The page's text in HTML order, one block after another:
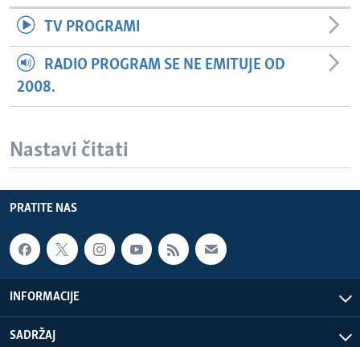
TV PROGRAMI
RADIO PROGRAM SE NE EMITUJE OD
2008.
Nastavi čitati
PRATITE NAS
INFORMACIJE
SADRŽAJ